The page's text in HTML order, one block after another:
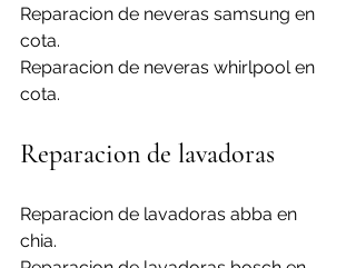
Reparacion de neveras samsung en
cota.
Reparacion de neveras whirlpool en
cota.
Reparacion de lavadoras
Reparacion de lavadoras abba en
chia.